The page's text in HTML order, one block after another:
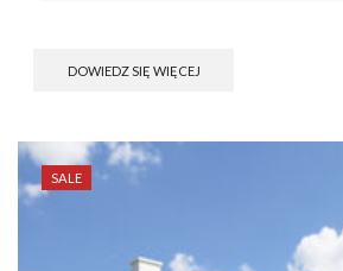
DOWIEDZ SIĘ WIĘCEJ
SALE